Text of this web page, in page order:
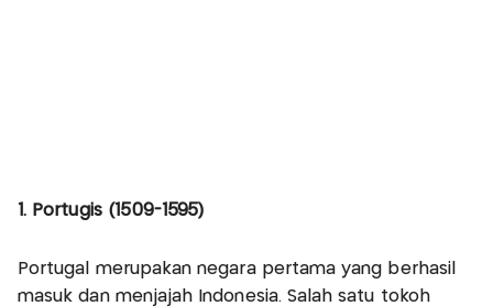
1. Portugis (1509-1595)
Portugal merupakan negara pertama yang berhasil
masuk dan menjajah Indonesia. Salah satu tokoh